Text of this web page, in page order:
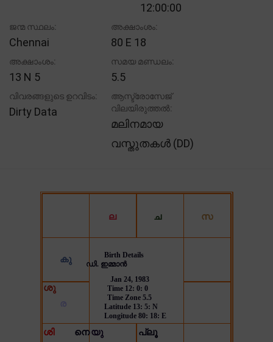
12:00:00
ജന്മ സ്ഥലം:
Chennai
അക്ഷാംശം:
80 E 18
അക്ഷാംശം:
13 N 5
സമയ മണ്ഡലം:
5.5
വിവരങ്ങളുടെ ഉറവിടം:
Dirty Data
ആസ്ട്രോസേജ്
വിലയിരുത്തൽ:
മലിനമായ
വസ്തുതകൾ (DD)